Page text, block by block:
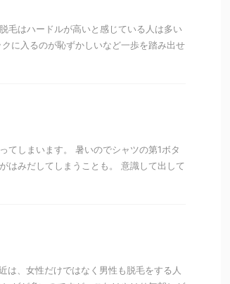
毛はハードルが高いと感じている人は多い
に入るのが恥ずかしいなど一歩を踏み出せ
てしまいます。 暑いのでシャツの第1ボタ
はみだしてしまうことも。 意識して出して
は、女性だけではなく男性も脱毛をする人